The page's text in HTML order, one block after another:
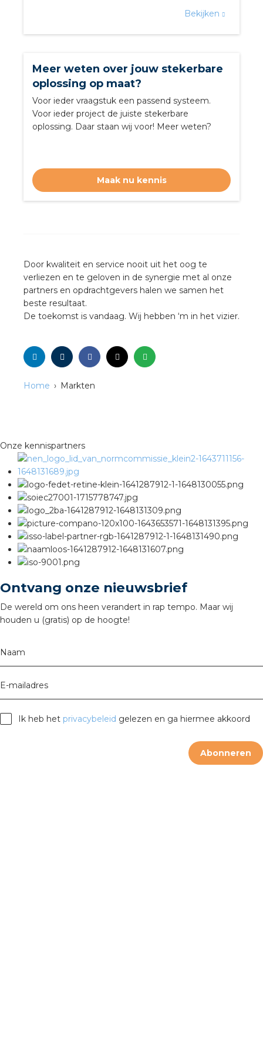
Bekijken
Meer weten over jouw stekerbare
oplossing op maat?
Voor ieder vraagstuk een passend systeem.
Voor ieder project de juiste stekerbare
oplossing. Daar staan wij voor! Meer weten?
Maak nu kennis
Door kwaliteit en service nooit uit het oog te
verliezen en te geloven in de synergie met al onze
partners en opdrachtgevers halen we samen het
beste resultaat.
De toekomst is vandaag. Wij hebben ‘m in het vizier.
Home Markten
Onze kennispartners
Ontvang onze nieuwsbrief
De wereld om ons heen verandert in rap tempo. Maar wij
houden u (gratis) op de hoogte!
Naam
E-mailadres
Ik heb het privacybeleid gelezen en ga hiermee akkoord
Abonneren
Academy
waarde
groothandels